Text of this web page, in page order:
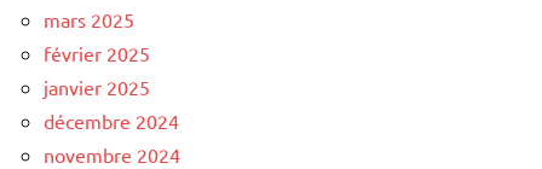
mars 2025
février 2025
janvier 2025
décembre 2024
novembre 2024